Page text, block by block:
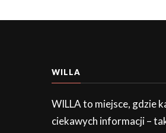
WILLA
WILLA to miejsce, gdzie
ciekawych informacji –